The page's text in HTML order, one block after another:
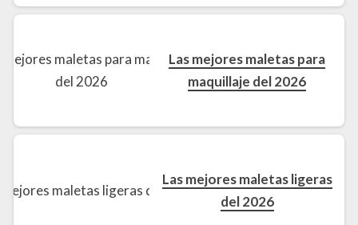
Las mejores maletas para
maquillaje del 2026
Las mejores maletas ligeras
del 2026